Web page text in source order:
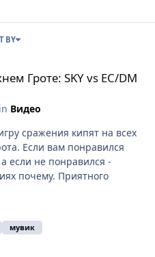
BY
Гроте: SKY vs EC/DM
Видео
сражения кипят на всех
если не понравился -
Приятного
мувик